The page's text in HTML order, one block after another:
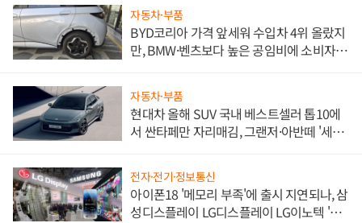
자동차·부품
BYD코리아 가격 앞세워 수입차 4위 올랐지
만, BMW·벤츠보다 높은 공임비에 소비자
자동차·부품
현대차 올해 SUV 국내 베스트셀러 톱10에
서 싼타페만 자리매김, 그랜저·아반떼 '세단
전자·전기·정보통신
아이폰18 '메모리 부족'에 출시 지연되나, 삼
성디스플레이 LG디스플레이 LG이노텍 '탈